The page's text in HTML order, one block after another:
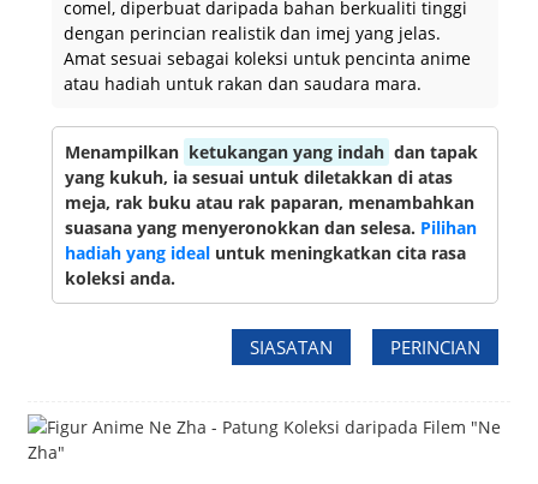
comel, diperbuat daripada bahan berkualiti tinggi
dengan perincian realistik dan imej yang jelas.
Amat sesuai sebagai koleksi untuk pencinta anime
atau hadiah untuk rakan dan saudara mara.
Menampilkan ketukangan yang indah dan tapak
yang kukuh, ia sesuai untuk diletakkan di atas
meja, rak buku atau rak paparan, menambahkan
suasana yang menyeronokkan dan selesa. Pilihan
hadiah yang idealuntuk meningkatkan cita rasa
koleksi anda.
SIASATAN PERINCIAN